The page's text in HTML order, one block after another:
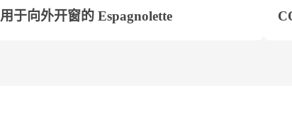
用于向外开窗的 Espagnolette